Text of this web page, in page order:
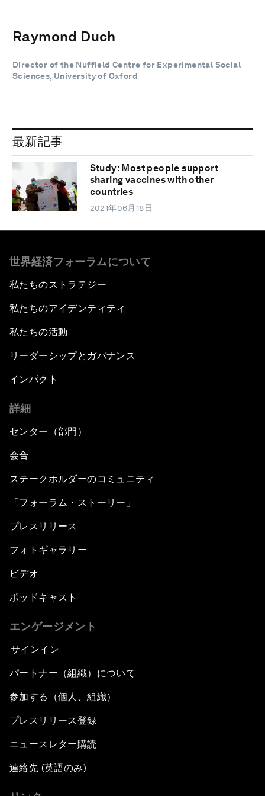
Raymond Duch
Director of the Nuffield Centre for Experimental Social
Sciences, University of Oxford
最新記事
Study: Most people support
sharing vaccines with other
countries
2021年06月18日
世界経済フォーラムについて
私たちのストラテジー
私たちのアイデンティティ
私たちの活動
リーダーシップとガバナンス
インパクト
詳細
センター（部門）
会合
ステークホルダーのコミュニティ
「フォーラム・ストーリー」
プレスリリース
フォトギャラリー
ビデオ
ポッドキャスト
エンゲージメント
サインイン
パートナー（組織）について
参加する（個人、組織）
プレスリリース登録
ニュースレター購読
連絡先 (英語のみ)